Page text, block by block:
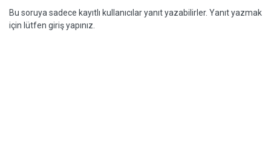
Bu soruya sadece kayıtlı kullanıcılar yanıt yazabilirler. Yanıt yazmak
için lütfen giriş yapınız.